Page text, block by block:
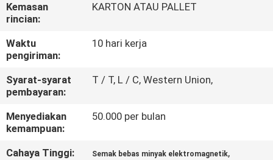
HUBUNGI
KAMI
PERMINTAAN
SITEMAP
Kemasan
rincian:
KARTON ATAU PALLET
Waktu
pengiriman:
10 hari kerja
Syarat-syarat
pembayaran:
T / T, L / C, Western Union,
Menyediakan
kemampuan:
50.000 per bulan
Cahaya Tinggi: Semak bebas minyak elektromagnetik,